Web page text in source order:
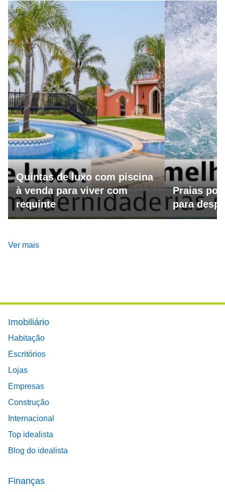
Quintas de luxo com piscina
à venda para viver com
requinte
Praias
para
Ver mais
Footer main menu
Imobiliário
Habitação
Escritórios
Lojas
Empresas
Construção
Internacional
Top idealista
Blog do idealista
Finanças